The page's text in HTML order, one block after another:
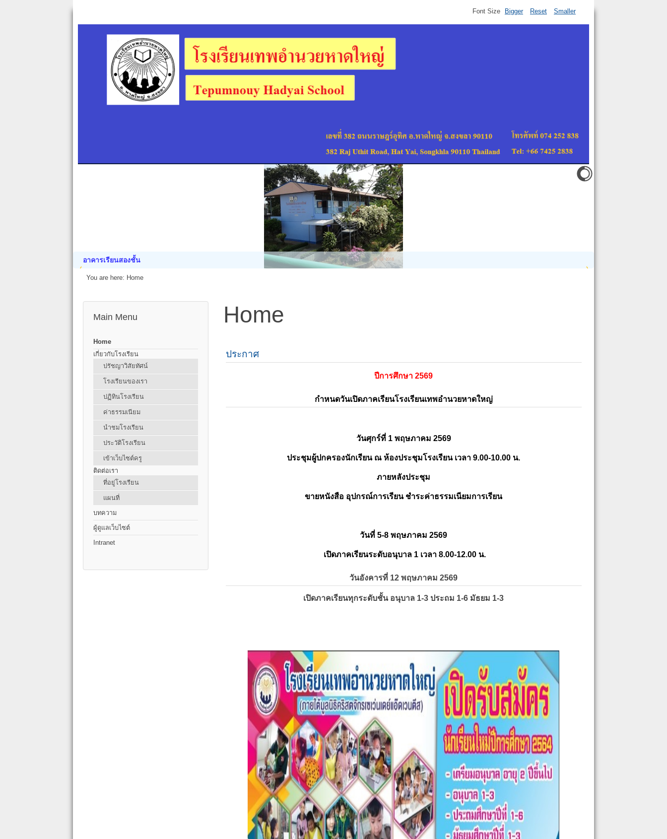
อาคารเรียนสองชั้น
Font Size Bigger Reset Smaller
You are here: Home
Main Menu
Home
เกี่ยวกับโรงเรียน
ปรัชญาวิสัยทัศน์
โรงเรียนของเรา
ปฏิทินโรงเรียน
ค่าธรรมเนียม
นำชมโรงเรียน
ประวัติโรงเรียน
เข้าเว็บไซต์ครู
ติดต่อเรา
ที่อยู่โรงเรียน
แผนที่
บทความ
ผู้ดูแลเว็บไซต์
Intranet
Home
ประกาศ
ปีการศึกษา 2569
กำหนดวันเปิดภาคเรียนโรงเรียนเทพอำนวยหาดใหญ่
วันศุกร์ที่ 1 พฤษภาคม 2569
ประชุมผู้ปกครองนักเรียน ณ ห้องประชุมโรงเรียน เวลา 9.00-10.00 น.
ภายหลังประชุม
ขายหนังสือ อุปกรณ์การเรียน ชำระค่าธรรมเนียมการเรียน
วันที่ 5-8 พฤษภาคม 2569
เปิดภาคเรียนระดับอนุบาล 1 เวลา 8.00-12.00 น.
วันอังคารที่ 12 พฤษภาคม 2569
เปิดภาคเรียนทุกระดับชั้น อนุบาล 1-3 ประถม 1-6 มัธยม 1-3